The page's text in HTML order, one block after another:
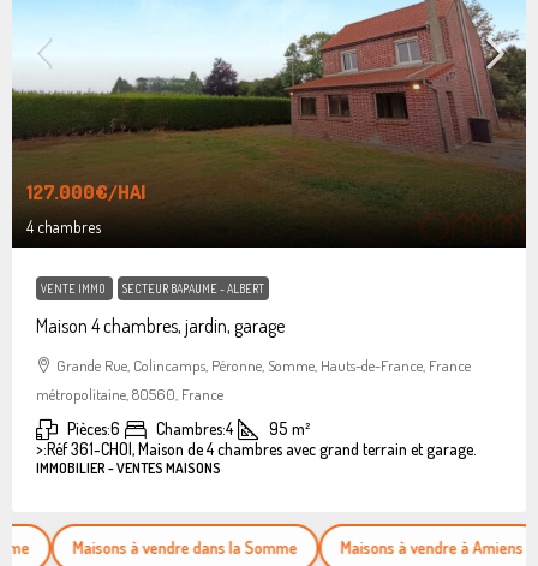
127.000€/HAI
4 chambres
VENTE IMMO SECTEUR BAPAUME - ALBERT
Maison 4 chambres, jardin, garage
Grande Rue, Colincamps, Péronne, Somme, Hauts-de-France, France
métropolitaine, 80560, France
Pièces:6 Chambres:4 95 m²
>:Réf 361-CHOI, Maison de 4 chambres avec grand terrain et garage.
IMMOBILIER - VENTES MAISONS
Maisons à vendre dans la Somme Maisons à vendre à Amiens